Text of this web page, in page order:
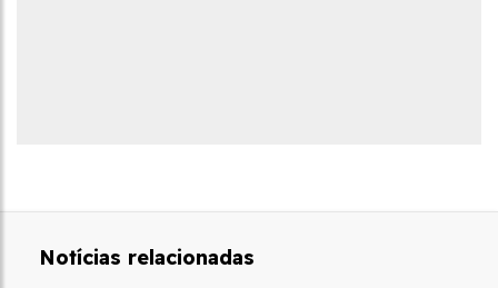
Notícias relacionadas